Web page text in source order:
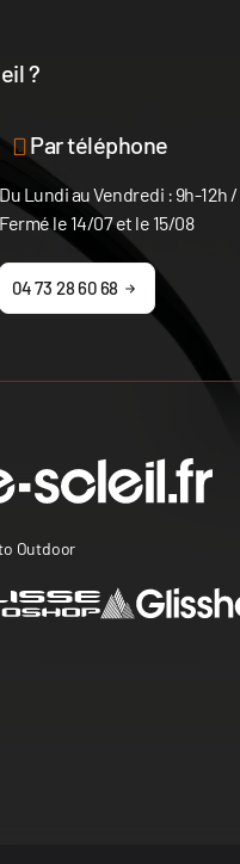
?
Par téléphone
Du Lundi au Vendredi : 9h-12h /
Fermé le 14/07 et le 15/08
04 73 28 60 68
Outdoor